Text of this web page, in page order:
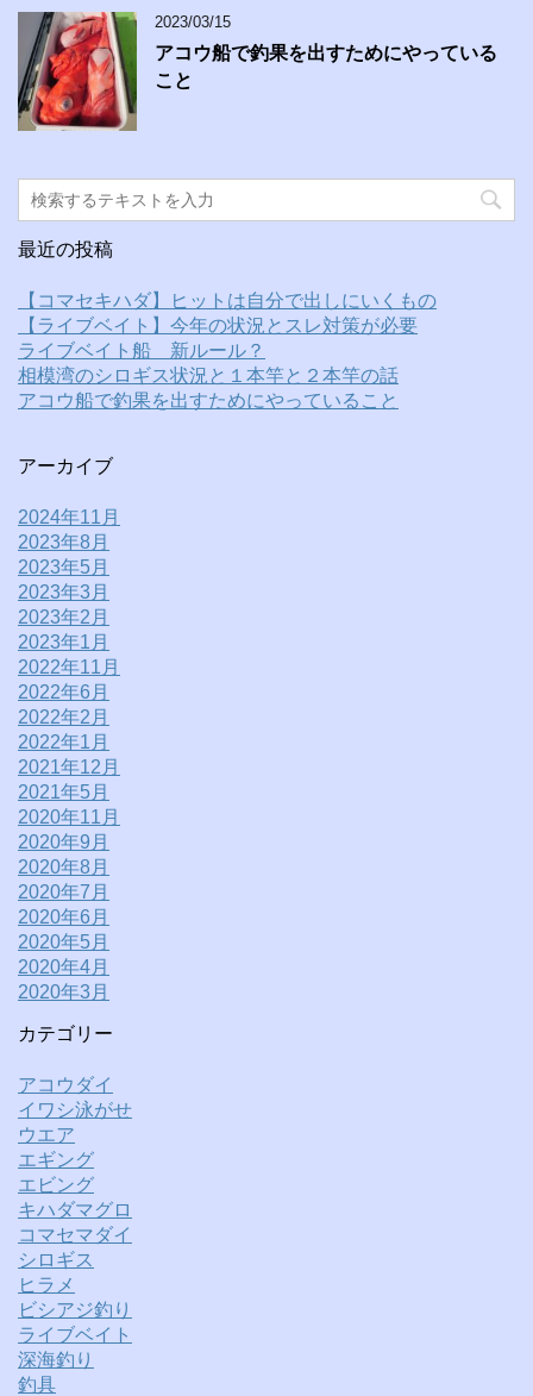
2023/03/15
アコウ船で釣果を出すためにやっている
こと
最近の投稿
【コマセキハダ】ヒットは自分で出しにいくもの
【ライブベイト】今年の状況とスレ対策が必要
ライブベイト船 新ルール？
相模湾のシロギス状況と１本竿と２本竿の話
アコウ船で釣果を出すためにやっていること
アーカイブ
2024年11月
2023年8月
2023年5月
2023年3月
2023年2月
2023年1月
2022年11月
2022年6月
2022年2月
2022年1月
2021年12月
2021年5月
2020年11月
2020年9月
2020年8月
2020年7月
2020年6月
2020年5月
2020年4月
2020年3月
カテゴリー
アコウダイ
イワシ泳がせ
ウエア
エギング
エビング
キハダマグロ
コマセマダイ
シロギス
ヒラメ
ビシアジ釣り
ライブベイト
深海釣り
釣具